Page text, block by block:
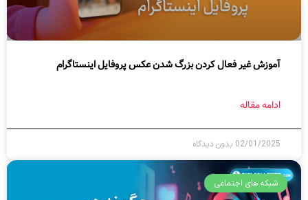
آموزش غیر فعال کردن بزرگ شدن عکس پروفایل اینستاگرام
ادامه مقاله
02/01/2025 بدون دیدگاه
شبکه های اجتماعی